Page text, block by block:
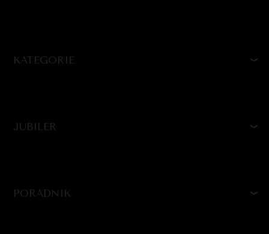
KATEGORIE
JUBILER
PORADNIK